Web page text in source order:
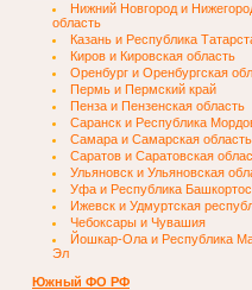
Нижний Новгород и
область
Казань и Республика
Киров и Кировская область
Оренбург и Оренбургская
Пермь и Пермский край
Пенза и Пензенская область
Саранск и Республика
Самара и Самарская область
Саратов и Саратовская
Ульяновск и Ульяновская
Уфа и Республика
Ижевск и Удмуртская
Чебоксары и Чувашия
Йошкар-Ола и Республика
Эл
Южный ФО РФ